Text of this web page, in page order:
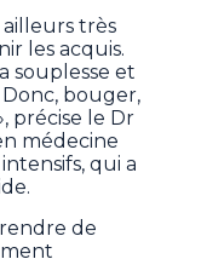
très
les acquis.
souplesse et
Donc, bouger,
précise le Dr
médecine
qui a
de